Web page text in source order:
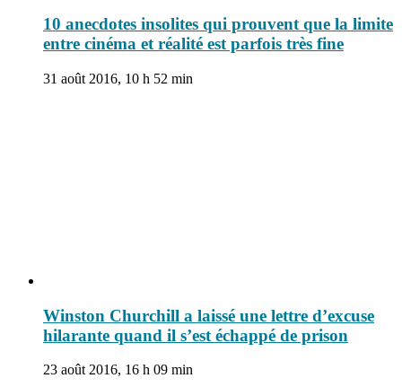
10 anecdotes insolites qui prouvent que la limite
entre cinéma et réalité est parfois très fine
31 août 2016, 10 h 52 min
Winston Churchill a laissé une lettre d’excuse
hilarante quand il s’est échappé de prison
23 août 2016, 16 h 09 min